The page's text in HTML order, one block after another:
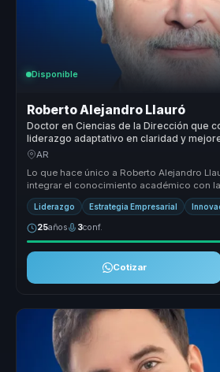
Disponible
Roberto Alejandro Llauró
Doctor en Ciencias de la Dirección que
liderazgo adaptativo en claridad y
directivos.
AR
Lo que hace único a Roberto Alejandro
integrar el conocimiento académico con
enfoqu...
Liderazgo Estrategia Empresarial
25años 3conf.
Cotizar